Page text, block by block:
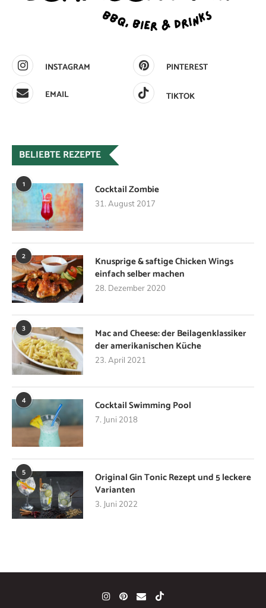
INSTAGRAM
PINTEREST
EMAIL
TIKTOK
BELIEBTE REZEPTE
1 Cocktail Zombie
31. August 2017
2
Knusprige & saftige Chicken Wings
einfach selber machen
28. Dezember 2020
3
Mac and Cheese: der Beilagenklassiker
der amerikanischen Küche
23. April 2021
4 Cocktail Swimming Pool
7. Juni 2018
5
Original Gin Tonic Rezept und 5 leckere
Varianten
3. Juni 2022